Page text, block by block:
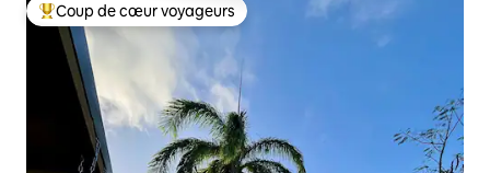
Coups de cœur voyageurs les plus appréciés
Coup de cœur voyageurs